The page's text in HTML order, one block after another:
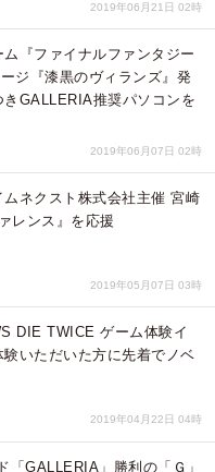
2019年06月21日 02時
『ファイナルファンタジー
ジ『漆黒のヴィランズ』発
GALLERIA推奨パソコンを
2019年06月07日 02時
ネクスト株式会社主催 宮崎
レンス』を応援
2019年05月07日 03時
DIE TWICE ゲーム体験イ
いただいた方に先着でノベ
2019年04月22日 04時
「GALLERIA」勝利の「Ｇ」